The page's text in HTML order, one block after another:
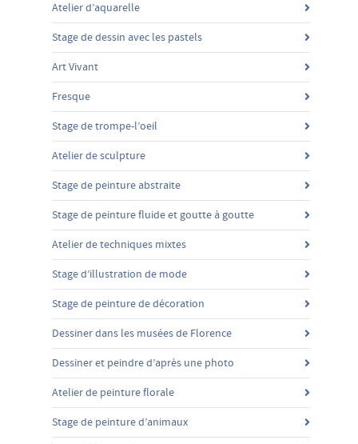
Atelier d’aquarelle
Stage de dessin avec les pastels
Art Vivant
Fresque
Stage de trompe-l’oeil
Atelier de sculpture
Stage de peinture abstraite
Stage de peinture fluide et goutte à goutte
Atelier de techniques mixtes
Stage d’illustration de mode
Stage de peinture de décoration
Dessiner dans les musées de Florence
Dessiner et peindre d’après une photo
Atelier de peinture florale
Stage de peinture d’animaux